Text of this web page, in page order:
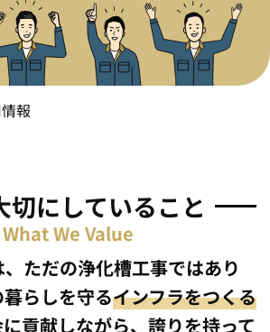
報
切にしていること
What We Value
ただの浄化槽工事ではあり
らしを守るインフラをつくる
貢献しながら、誇りを持って